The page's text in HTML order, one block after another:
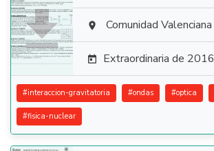
  Comunidad Valenciana
 Extraordinaria de 2016
#interaccion-gravitatoria #ondas #optica
#fisica-nuclear